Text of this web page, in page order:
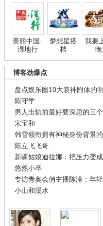
美丽中国·
湿地行
梦想星搭
档
我要
晚
博客劲爆点
盘点娱乐圈10大衰神附体的
陈守学
男人出轨前最好要深思的三
宋宝和
韩雪领衔拥有神秘身份背景
陈立飞飞哥
新疆姑娘迪拉娜：把压力变
悠然小卒
专访青奥会俏主播陈滢：年
小山和溪水